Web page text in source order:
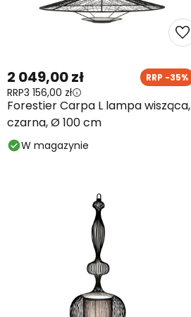
Forestier Carpa L lampa wisząca,
czarna, Ø 100 cm
2 049,00 zł RRP -35%
RRP3 156,00 zł
W magazynie